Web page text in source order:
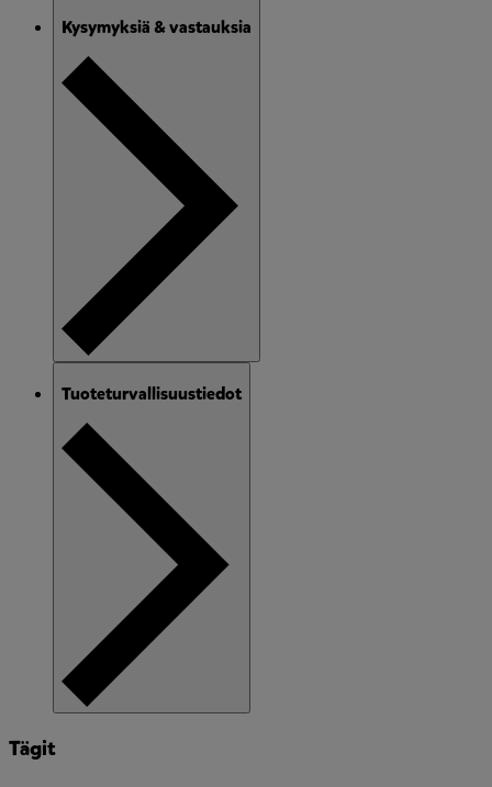
Kysymyksiä & vastauksia
Tuoteturvallisuustiedot
Tägit